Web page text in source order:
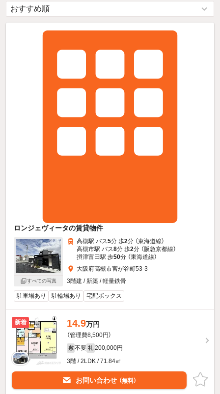
ロンジェヴィータの賃貸物件
すべての写真
高槻駅 バス5分 歩2分 （東海道線）
高槻市駅 バス8分 歩2分 （阪急京都線）
摂津富田駅 歩50分 （東海道線）
大阪府高槻市宮が谷町53-3
3階建 / 新築 / 軽量鉄骨
駐車場あり 駐輪場あり 宅配ボックス
新着 14.9万円
（管理費8,500円）
敷 不要 礼 200,000円
3階 / 2LDK / 71.84㎡
お問い合わせ （無料）